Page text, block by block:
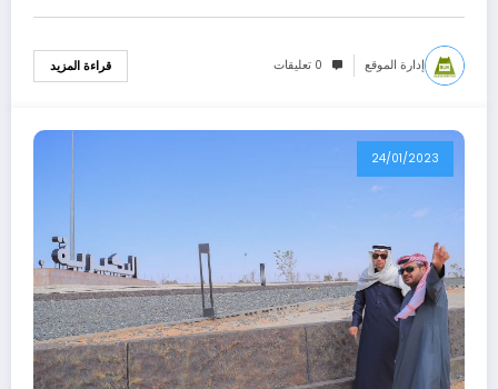
إدارة الموقع 0 تعليقات قراءة المزيد
24/01/2023